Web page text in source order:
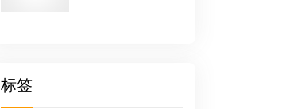
标签